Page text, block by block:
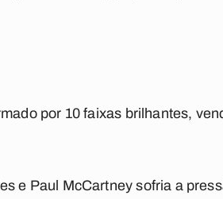
por 10 faixas brilhantes,
e Paul McCartney sofria a